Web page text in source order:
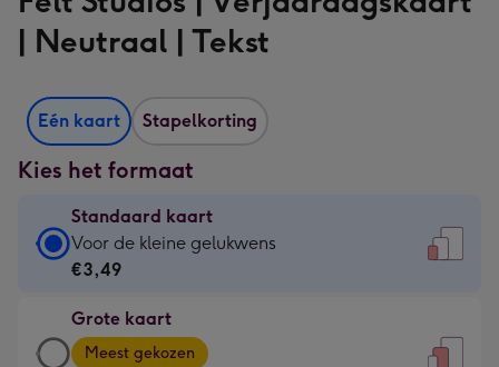
| Neutraal | Tekst
Eén kaart Stapelkorting
Kies het formaat
Standaard kaart
Standaard
kaart
€3,49
-
Voor de kleine gelukwens
€3,49
Grote kaart
Grote
Meest gekozen